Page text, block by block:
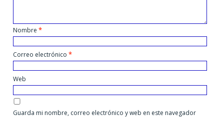
Nombre*
Correo electrónico*
Web
Guarda mi nombre, correo electrónico y web en este navegador